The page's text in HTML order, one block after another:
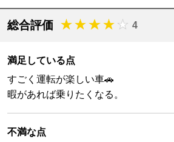
総合評価 4
満足している点
すごく運転が楽しい車🚗
暇があれば乗りたくなる。
不満な点